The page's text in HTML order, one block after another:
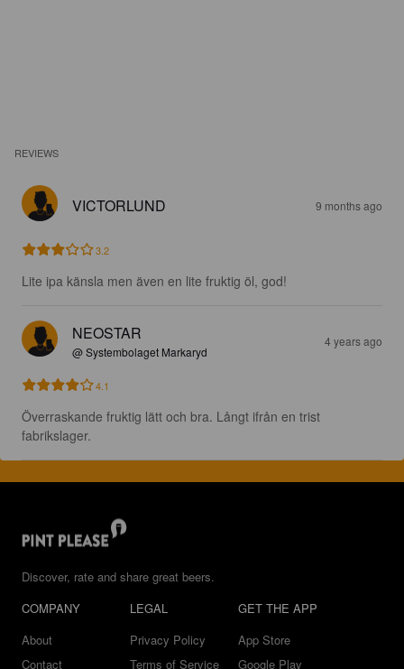
REVIEWS
VICTORLUND 9 months ago
3.2
Lite ipa känsla men även en lite fruktig öl, god!
NEOSTAR
@ Systembolaget Markaryd
4 years ago
4.1
Överraskande fruktig lätt och bra. Långt ifrån en trist
fabrikslager.
Discover, rate and share great beers.
COMPANY
About
Contact
LEGAL
Privacy Policy
Terms of Service
GET THE APP
App Store
Google Play